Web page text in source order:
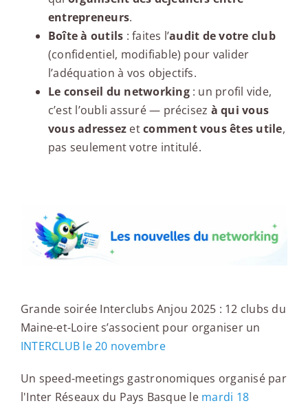
entrepreneurs.
Boîte à outils : faites l’audit de votre club
(confidentiel, modifiable) pour valider
l’adéquation à vos objectifs.
Le conseil du networking: un profil vide,
c’est l’oubli assuré — précisez à qui vous
vous adressez etcomment vous êtes utile,
pas seulement votre intitulé.
Grande soirée Interclubs Anjou 2025 : 12 clubs du
Maine-et-Loire s’associent pour organiser un
INTERCLUB le 20 novembre
Un speed-meetings gastronomiques organisé par
l'Inter Réseaux du Pays Basque le mardi 18